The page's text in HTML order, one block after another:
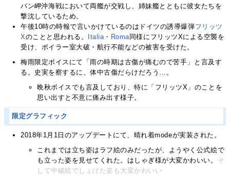
パン岬沖海戦において両艦が交戦し、姉妹艦とともに彼女たちを
撃沈しているため。
午後10時の時報で言いかけているのはドイツの誘導爆弾フリッツ
Xのことと思われる。 Italia ・ Roma同様にフリッツXによる空襲を
受け、ボイラー室大破・航行不能などの被害を受けた。
梅雨限定ボイスにて「雨の時期は古傷が痛むので苦手」と言及す
る。史実を察するに、体中古傷だらけだろう…。
晩秋ボイスでも言及しており、特に「フリッツX」のことを
思い出すと不意に痛み出す様子。
限定グラフィック
2018年1月1日のアップデートにて、晴れ着modeが実装された。
これまでは立ち姿はラフ絵のみだったが、ようやく公式絵で
も立った姿を見せてくれた。はしゃぎ様が大変かわいい。 そ
して中破絵でしょげた姿も大変かわいい